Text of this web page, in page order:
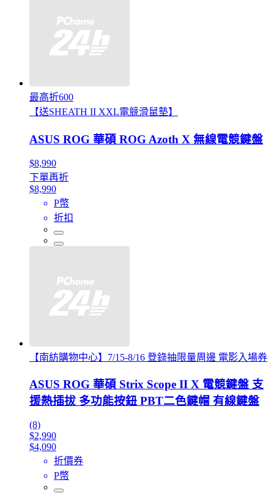
最高折600
【送SHEATH II XXL電競滑鼠墊】
ASUS ROG 華碩 ROG Azoth X 無線電競鍵盤
$8,990
下單再折
$8,990
P幣
折扣
【南紡購物中心】7/15-8/16 登錄抽限量周邊 電影入場券
ASUS ROG 華碩 Strix Scope II X 電競鍵盤 支
援熱插拔 多功能按鈕 PBT二色鍵帽 有線鍵盤
(8)
$2,990
$4,090
折價券
P幣